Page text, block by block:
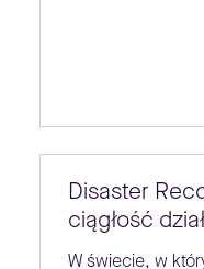
Disaster
ciągłość
W świecie, w